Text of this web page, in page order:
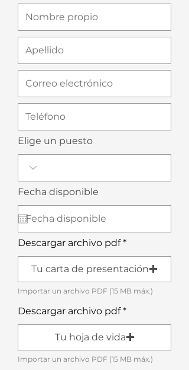
Elige un puesto
Fecha disponible
u
r
e
d
Descargar archivo pdf
Tu carta de presentación
Importar un archivo PDF (15 MB máx.)
Descargar archivo pdf
Tu hoja de vida
Importar un archivo PDF (15 MB máx.)